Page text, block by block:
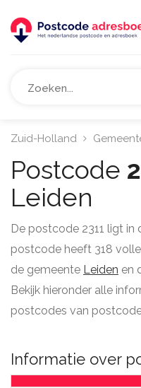
Zuid-Holland
Postcode
Leiden
De postcode 2311 ligt in
postcode heeft 318
de gemeente Leiden en
Bekijk hieronder alle
postcodes van postcode
Informatie over